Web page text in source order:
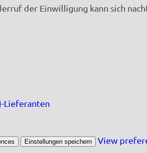
der Einwilligung kann sich
Lieferanten
Einstellungen speichern
View